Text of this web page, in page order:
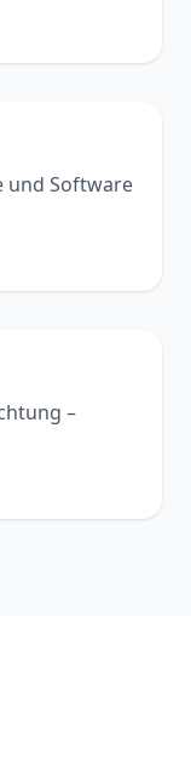
und Software
–